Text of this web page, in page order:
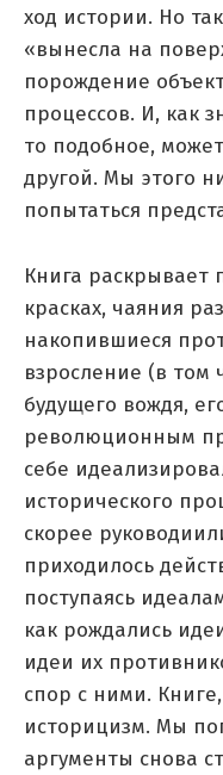
ход истории. Но
«вынесла на
порождение
процессов. И, как
то подобное,
другой. Мы этого
попытаться
Книга раскрывает
красках, чаяния
накопившиеся
взросление (в том
будущего вождя,
революционным
себе
исторического
скорее
приходилось
поступаясь
как рождались
идеи их
спор с ними.
историцизм. Мы
аргументы снова